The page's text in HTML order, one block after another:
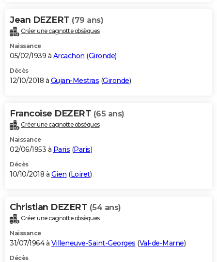
Jean DEZERT (79 ans)
Créer une cagnotte obsèques
Naissance
05/02/1939 à Arcachon (Gironde)
Décès
12/10/2018 à Gujan-Mestras (Gironde)
Francoise DEZERT (65 ans)
Créer une cagnotte obsèques
Naissance
02/06/1953 à Paris (Paris)
Décès
10/10/2018 à Gien (Loiret)
Christian DEZERT (54 ans)
Créer une cagnotte obsèques
Naissance
31/07/1964 à Villeneuve-Saint-Georges (Val-de-Marne)
Décès